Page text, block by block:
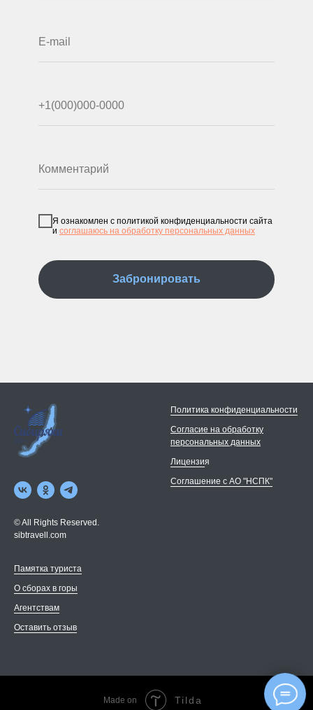
Я ознакомлен с политикой конфиденциальности сайта
и соглашаюсь на обработку персональных данных
Забронировать
© All Rights Reserved.
sibtravell.com
Политика конфиденциальности
Согласие на обработку
персональных данных
Лицензия
Соглашение с АО "НСПК"
Памятка туриста
О сборах в горы
Агентствам
Оставить отзыв
Made on Tilda